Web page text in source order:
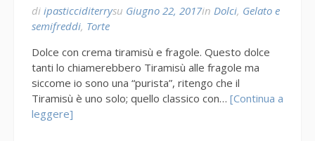
di ipasticciditerrysu Giugno 22, 2017in Dolci, Gelato e
semifreddi, Torte
Dolce con crema tiramisù e fragole. Questo dolce
tanti lo chiamerebbero Tiramisù alle fragole ma
siccome io sono una “purista”, ritengo che il
Tiramisù è uno solo; quello classico con… [Continua a
leggere]